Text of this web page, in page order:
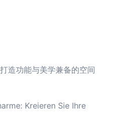
造功能与美学兼备的空间
Kreieren Sie Ihre